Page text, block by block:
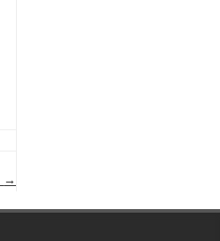
→